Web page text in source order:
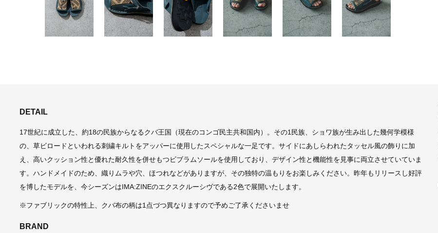
DETAIL
17世紀に成立した、約18の民族からなるクバ王国（現在のコンゴ民主共和国内）。その1民族、ショワ族が生み出した幾何学模様
の、草ビロードといわれる刺繍キルトをアッパーに使用したスペシャルな一足です。サイドにあしらわれたタッセル風の飾りに加
え、高いクッション性と優れた耐久性を併せもつビブラムソールを使用しており、デザイン性と機能性を見事に両立させていていま
す。ハンドメイドのため、織りムラや穴、ほつれなどがありますが、その独特の温もりをお楽しみください。昨年もリリースし好評
を博したモデルを、今シーズンはIMA:ZINEのエクスクルーシヴである2色で展開いたします。
※ファブリックの特性上、クバ布の柄は1点づつ異なりますので予めご了承くださいませ
BRAND